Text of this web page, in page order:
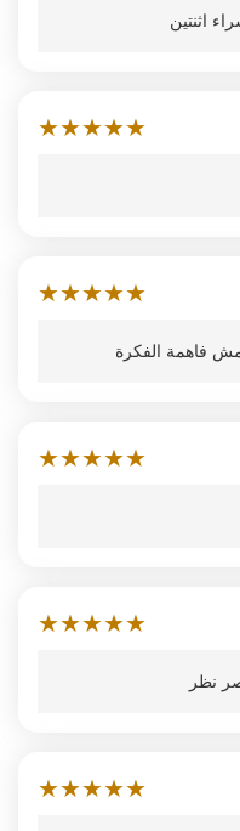
اثنتين
★
★
★
★
★
★
★
★
★
★
مش فاهمة الفكرة
★
★
★
★
★
★
★
★
★
★
نظر
★
★
★
★
★